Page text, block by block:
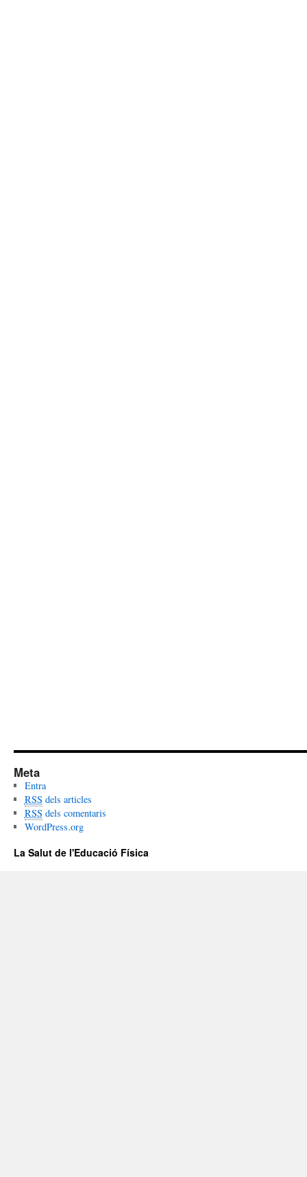
Meta
Entra
RSS dels articles
RSS dels comentaris
WordPress.org
La Salut de l'Educació Física